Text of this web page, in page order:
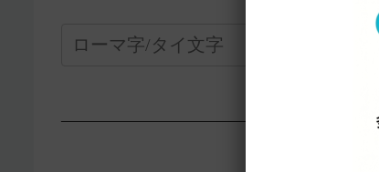
—————————————————-